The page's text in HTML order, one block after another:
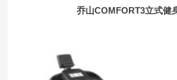
乔山COMFORT3立式健